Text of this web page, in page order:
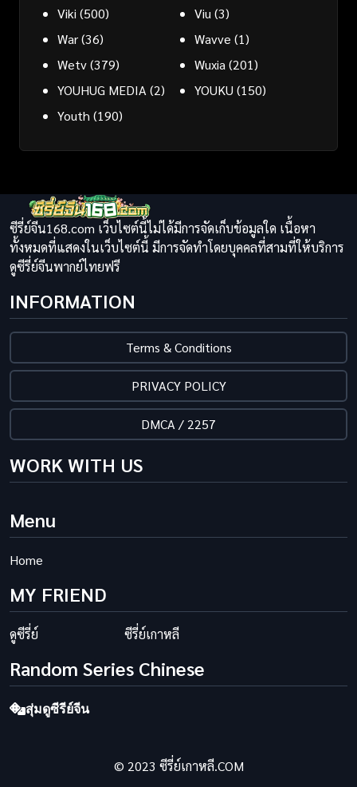
Viki (500) Viu (3)
War(36) Wavve (1)
Wetv(379) Wuxia (201)
YOUHUG MEDIA (2) YOUKU (150)
Youth (190)
ซีรี่ย์จีน168.com เว็บไซต์นี้ไม่ได้มีการจัดเก็บข้อมูลใด เนื้อหา
ทั้งหมดที่แสดงในเว็บไซต์นี้ มีการจัดทำโดยบุคคลที่สามที่ให้บริการ
ดูซีรี่ย์จีนพากย์ไทยฟรี
INFORMATION
Terms & Conditions
PRIVACY POLICY
DMCA / 2257
WORK WITH US
Menu
Home
MY FRIEND
ดูซีรี่ย์ ซีรี่ย์เกาหลี
Random Series Chinese
สุ่มดูซีรีย์จีน
© 2023 ซีรี่ย์เกาหลี.COM